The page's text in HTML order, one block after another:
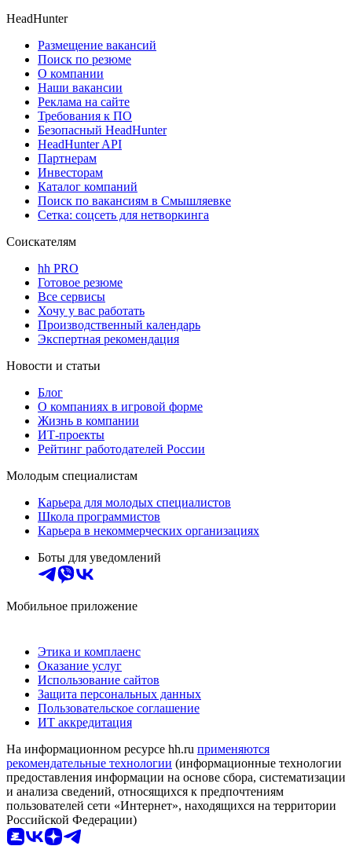
HeadHunter
Размещение вакансий
Поиск по резюме
О компании
Наши вакансии
Реклама на сайте
Требования к ПО
Безопасный HeadHunter
HeadHunter API
Партнерам
Инвесторам
Каталог компаний
Поиск по вакансиям в Смышляевке
Сетка: соцсеть для нетворкинга
Соискателям
hh PRO
Готовое резюме
Все сервисы
Хочу у вас работать
Производственный календарь
Экспертная рекомендация
Новости и статьи
Блог
О компаниях в игровой форме
Жизнь в компании
ИТ-проекты
Рейтинг работодателей России
Молодым специалистам
Карьера для молодых специалистов
Школа программистов
Карьера в некоммерческих организациях
Боты для уведомлений
Мобильное приложение
Этика и комплаенс
Оказание услуг
Использование сайтов
Защита персональных данных
Пользовательское соглашение
ИТ аккредитация
На информационном ресурсе hh.ru применяются
рекомендательные технологии (информационные технологии
предоставления информации на основе сбора, систематизации
и анализа сведений, относящихся к предпочтениям
пользователей сети «Интернет», находящихся на территории
Российской Федерации)